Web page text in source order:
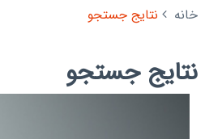
خانه نتایج جستجو
نتایج جستجو